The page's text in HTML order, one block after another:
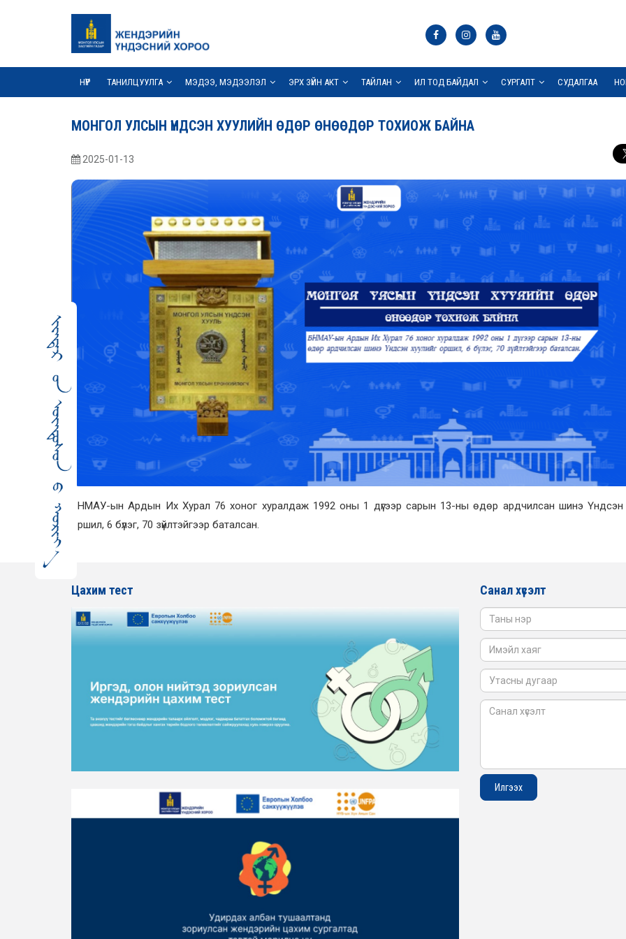
НҮҮР ТАНИЛЦУУЛГА МЭДЭЭ, МЭДЭЭЛЭЛ ЭРХ ЗҮЙН АКТ ТАЙЛАН ИЛ ТОД БАЙДАЛ СУРГАЛТ СУДАЛГАА
МОНГОЛ УЛСЫН ҮНДСЭН ХУУЛИЙН ӨДӨР ӨНӨӨДӨР ТОХИОЖ БАЙНА
2025-01-13
БНМАУ-ын Ардын Их Хурал 76 хоног хуралдаж 1992 оны 1 дүгээр сарын 13-ны өдөр ардчилсан шинэ Үндсэн
оршил, 6 бүлэг, 70 зүйлтэйгээр баталсан.
Цахим тест Санал хүсэлт